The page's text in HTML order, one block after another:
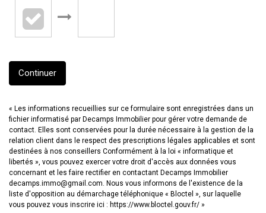
Continuer
« Les informations recueillies sur ce formulaire sont enregistrées dans un
fichier informatisé par Decamps Immobilier pour gérer votre demande de
contact. Elles sont conservées pour la durée nécessaire à la gestion de la
relation client dans le respect des prescriptions légales applicables et sont
destinées à nos conseillers Conformément à la loi « informatique et
libertés », vous pouvez exercer votre droit d'accès aux données vous
concernant et les faire rectifier en contactant Decamps Immobilier
decamps.immo@gmail.com. Nous vous informons de l'existence de la
liste d'opposition au démarchage téléphonique « Bloctel », sur laquelle
vous pouvez vous inscrire ici : https://www.bloctel.gouv.fr/ »